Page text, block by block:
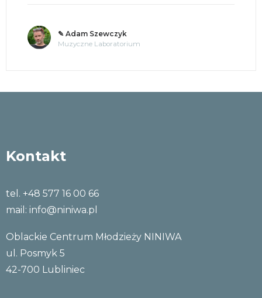
✎ Adam Szewczyk
Muzyczne Laboratorium
Kontakt
tel. +48 577 16 00 66
mail: info@niniwa.pl
Oblackie Centrum Młodzieży NINIWA
ul. Posmyk 5
42-700 Lubliniec